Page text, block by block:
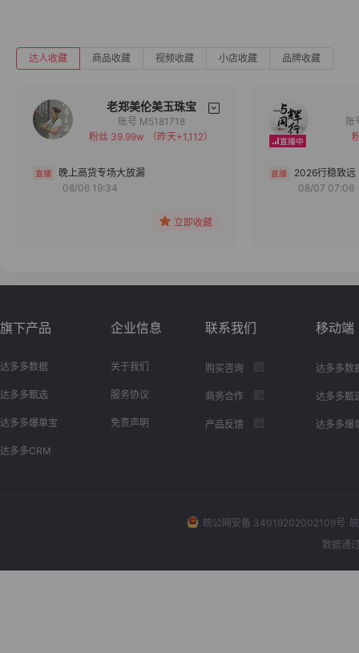
达人收藏 商品收藏 视频收藏 小店收藏 品牌收藏
老郑美伦美玉珠宝
备注
分组
账号 M5181718
粉丝 39.99w
（昨天+1,112）
晚上高货专场大放漏
08/06 19:34
立即收藏
2026行稳致远
08/07 07:06
旗下产品
达多多数据
达多多甄选
达多多爆单宝
达多多CRM
企业信息
关于我们
服务协议
免责声明
联系我们
购买咨询
商务合作
产品反馈
移动端
达多多数
达多多甄
达多多爆
皖公网安备 34019202002109号
数据通